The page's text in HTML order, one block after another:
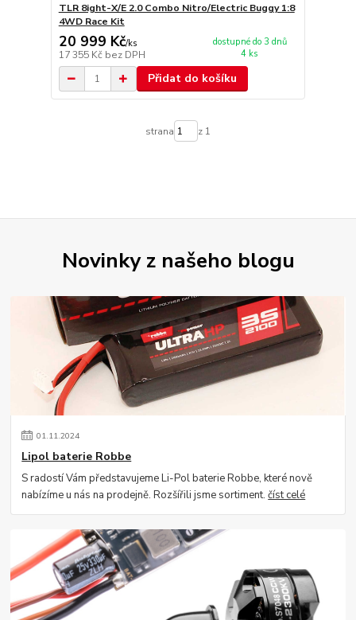
TLR 8ight-X/E 2.0 Combo Nitro/Electric Buggy 1:8
4WD Race Kit
20 999 Kč/ks
17 355 Kč bez DPH
dostupné do 3 dnů
4 ks
Přidat do košíku
strana z 1
Novinky z našeho blogu
01.11.2024
Lipol baterie Robbe
S radostí Vám představujeme Li-Pol baterie Robbe, které nově
nabízíme u nás na prodejně. Rozšířili jsme sortiment.číst celé